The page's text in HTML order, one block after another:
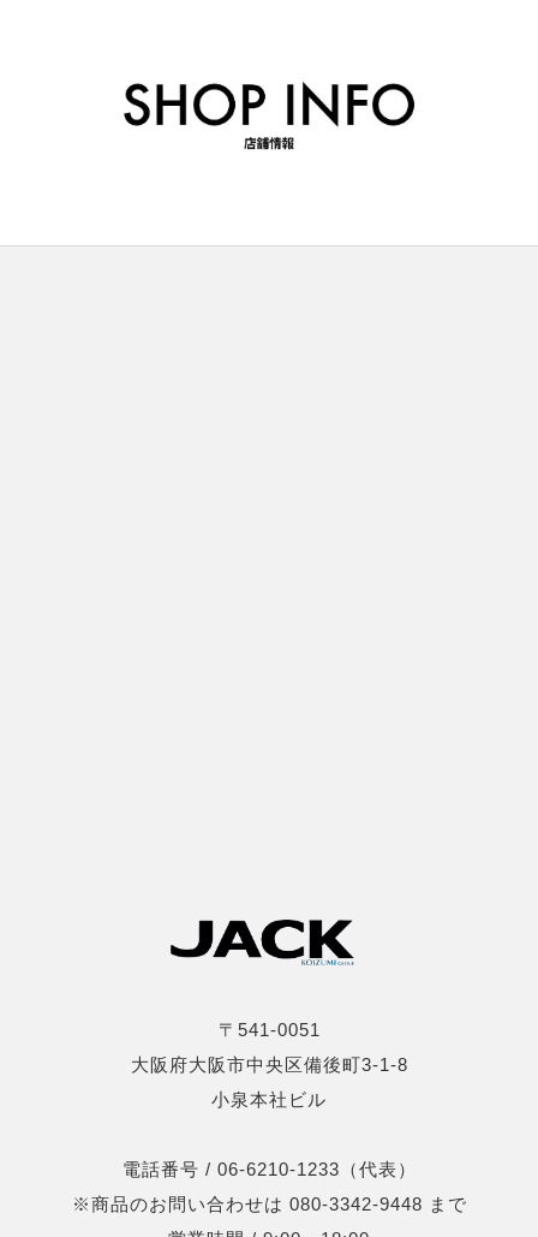
〒541-0051
大阪府大阪市中央区備後町3-1-8
小泉本社ビル
電話番号 / 06-6210-1233（代表）
※商品のお問い合わせは 080-3342-9448 まで